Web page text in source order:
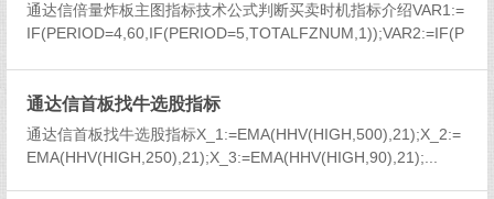
辑：该选股指标筛选出的股票需...
通达信倍量炸板主图指标技术公式判断买卖时机指标介绍VAR1:=
IF(PERIOD=4,60,IF(PERIOD=5,TOTALFZNUM,1));VAR2:=IF(P
通达信首板找牛选股指标
通达信首板找牛选股指标X_1:=EMA(HHV(HIGH,500),21);X_2:=
EMA(HHV(HIGH,250),21);X_3:=EMA(HHV(HIGH,90),21);...